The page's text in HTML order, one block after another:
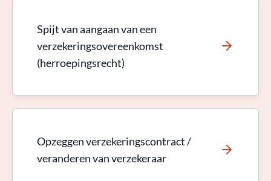
Spijt van aangaan van een
verzekeringsovereenkomst
(herroepingsrecht)
Opzeggen verzekeringscontract /
veranderen van verzekeraar